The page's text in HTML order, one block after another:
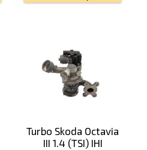
Turbo Skoda Octavia
III 1.4 (TSI) IHI